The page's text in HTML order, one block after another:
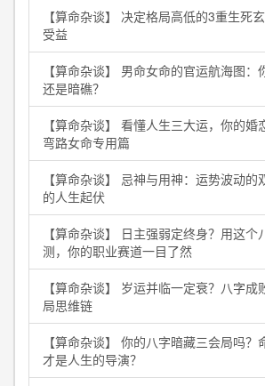
【算命杂谈】 决定格局高低的3重生死
受益
【算命杂谈】 男命女命的官运航海图：
还是暗礁？
【算命杂谈】 看懂人生三大运，你的婚
弯路女命专用篇
【算命杂谈】 忌神与用神：运势波动的
的人生起伏
【算命杂谈】 日主强弱定终身？用这个
测，你的职业赛道一目了然
【算命杂谈】 岁运并临一定衰？八字成
局思维链
【算命杂谈】 你的八字暗藏三会局吗？
才是人生的导演？